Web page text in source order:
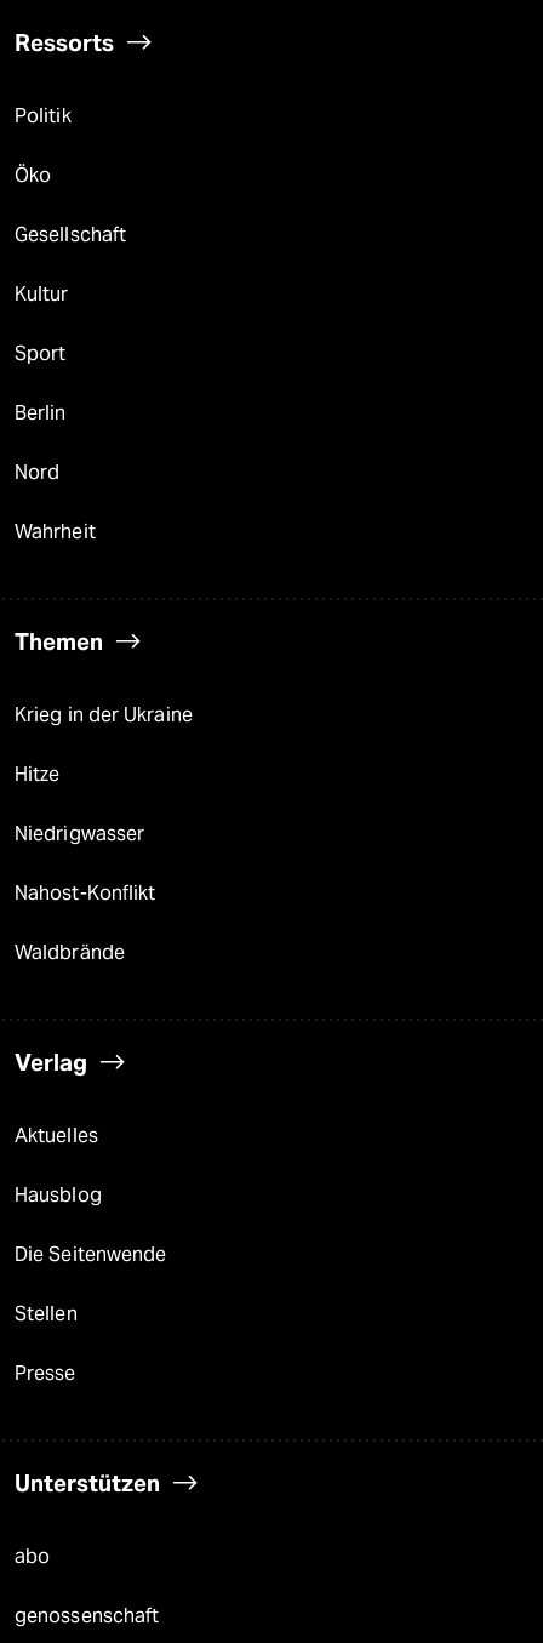
Ressorts
Politik
Öko
Gesellschaft
Kultur
Sport
Berlin
Nord
Wahrheit
Themen
Krieg in der Ukraine
Hitze
Niedrigwasser
Nahost-Konflikt
Waldbrände
Verlag
Aktuelles
Hausblog
Die Seitenwende
Stellen
Presse
Unterstützen
abo
genossenschaft